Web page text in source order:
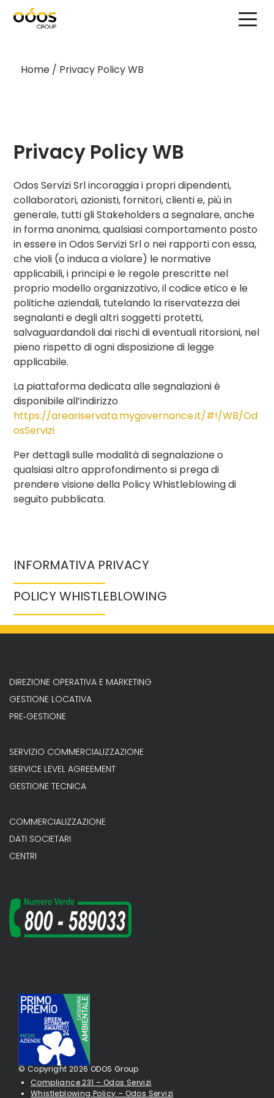
Home / Privacy Policy WB
Privacy Policy WB
Odos ServiziSrlincoraggia i propri dipendenti,
collaboratori, azionisti, fornitori, clienti e, più in
generale, tutti gli Stakeholders a segnalare,anche
in forma anonima, qualsiasi comportamento posto
in essere inOdos ServiziSrlo nei rapporti con essa,
che violi (o induca a violare) le normative
applicabili,i principi e le regole prescritte nel
proprio modello organizzativo,ilcodiceetico e le
politiche aziendali, tutelando la riservatezza dei
segnalanti e degli altri soggetti protetti,
salvaguardandoli dai rischi di eventuali ritorsioni, nel
pieno rispetto di ogni disposizione di legge
applicabile.
La piattaforma dedicata alle segnalazioni è
disponibileall’indirizzo
https://areariservata.mygovernance.it/#!/WB/Od
osServizi
Per dettagli sulle modalità di segnalazione o
qualsiasi altro approfondimento si prega di
prendere visione della Policy Whistleblowingdi
seguito pubblicata.
INFORMATIVA PRIVACY
POLICY WHISTLEBLOWING
DIREZIONE OPERATIVA E MARKETING
GESTIONE LOCATIVA
PRE‐GESTIONE
SERVIZIO COMMERCIALIZZAZIONE
SERVICE LEVEL AGREEMENT
GESTIONE TECNICA
COMMERCIALIZZAZIONE
DATI SOCIETARI
CENTRI
© Copyright 2026 ODOS Group
Compliance 231 – Odos Servizi
Whistleblowing Policy – Odos Servizi